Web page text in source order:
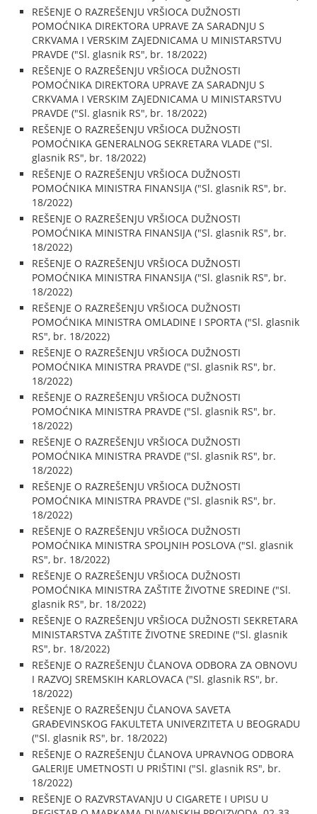
REŠENJE O RAZREŠENJU VRŠIOCA DUŽNOSTI
POMOĆNIKA DIREKTORA UPRAVE ZA SARADNJU S
CRKVAMA I VERSKIM ZAJEDNICAMA U MINISTARSTVU
PRAVDE ("Sl. glasnik RS", br. 18/2022)
REŠENJE O RAZREŠENJU VRŠIOCA DUŽNOSTI
POMOĆNIKA DIREKTORA UPRAVE ZA SARADNJU S
CRKVAMA I VERSKIM ZAJEDNICAMA U MINISTARSTVU
PRAVDE ("Sl. glasnik RS", br. 18/2022)
REŠENJE O RAZREŠENJU VRŠIOCA DUŽNOSTI
POMOĆNIKA GENERALNOG SEKRETARA VLADE ("Sl.
glasnik RS", br. 18/2022)
REŠENJE O RAZREŠENJU VRŠIOCA DUŽNOSTI
POMOĆNIKA MINISTRA FINANSIJA ("Sl. glasnik RS", br.
18/2022)
REŠENJE O RAZREŠENJU VRŠIOCA DUŽNOSTI
POMOĆNIKA MINISTRA FINANSIJA ("Sl. glasnik RS", br.
18/2022)
REŠENJE O RAZREŠENJU VRŠIOCA DUŽNOSTI
POMOĆNIKA MINISTRA FINANSIJA ("Sl. glasnik RS", br.
18/2022)
REŠENJE O RAZREŠENJU VRŠIOCA DUŽNOSTI
POMOĆNIKA MINISTRA OMLADINE I SPORTA ("Sl. glasnik
RS", br. 18/2022)
REŠENJE O RAZREŠENJU VRŠIOCA DUŽNOSTI
POMOĆNIKA MINISTRA PRAVDE ("Sl. glasnik RS", br.
18/2022)
REŠENJE O RAZREŠENJU VRŠIOCA DUŽNOSTI
POMOĆNIKA MINISTRA PRAVDE ("Sl. glasnik RS", br.
18/2022)
REŠENJE O RAZREŠENJU VRŠIOCA DUŽNOSTI
POMOĆNIKA MINISTRA PRAVDE ("Sl. glasnik RS", br.
18/2022)
REŠENJE O RAZREŠENJU VRŠIOCA DUŽNOSTI
POMOĆNIKA MINISTRA PRAVDE ("Sl. glasnik RS", br.
18/2022)
REŠENJE O RAZREŠENJU VRŠIOCA DUŽNOSTI
POMOĆNIKA MINISTRA SPOLJNIH POSLOVA ("Sl. glasnik
RS", br. 18/2022)
REŠENJE O RAZREŠENJU VRŠIOCA DUŽNOSTI
POMOĆNIKA MINISTRA ZAŠTITE ŽIVOTNE SREDINE ("Sl.
glasnik RS", br. 18/2022)
REŠENJE O RAZREŠENJU VRŠIOCA DUŽNOSTI SEKRETARA
MINISTARSTVA ZAŠTITE ŽIVOTNE SREDINE ("Sl. glasnik
RS", br. 18/2022)
REŠENJE O RAZREŠENJU ČLANOVA ODBORA ZA OBNOVU
I RAZVOJ SREMSKIH KARLOVACA ("Sl. glasnik RS", br.
18/2022)
REŠENJE O RAZREŠENJU ČLANOVA SAVETA
GRAĐEVINSKOG FAKULTETA UNIVERZITETA U BEOGRADU
("Sl. glasnik RS", br. 18/2022)
REŠENJE O RAZREŠENJU ČLANOVA UPRAVNOG ODBORA
GALERIJE UMETNOSTI U PRIŠTINI ("Sl. glasnik RS", br.
18/2022)
REŠENJE O RAZVRSTAVANJU U CIGARETE I UPISU U